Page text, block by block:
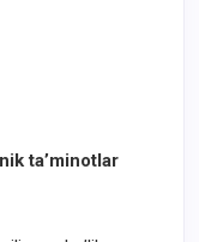
ta’minotlar